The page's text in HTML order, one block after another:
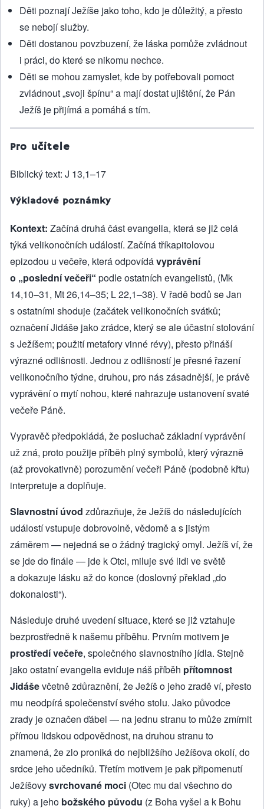
Děti poznají Ježíše jako toho, kdo je důležitý, a přesto
se nebojí služby.
Děti dostanou povzbuzení, že láska pomůže zvládnout
i práci, do které se nikomu nechce.
Děti se mohou zamyslet, kde by potřebovali pomoct
zvládnout „svoji špínu“ a mají dostat ujištění, že Pán
Ježíš je přijímá a pomáhá s tím.
Pro učitele
Biblický text: J 13,1–17
Výkladové poznámky
Kontext: Začíná druhá část evangelia, která se již celá
týká velikonočních událostí. Začíná tříkapitolovou
epizodou u večeře, která odpovídávyprávění
o „poslední večeři“ podle ostatních evangelistů, (Mk
14,10–31, Mt 26,14–35; L 22,1–38). V řadě bodů se Jan
s ostatními shoduje (začátek velikonočních svátků;
označení Jidáše jako zrádce, který se ale účastní stolování
s Ježíšem; použití metafory vinné révy), přesto přináší
výrazné odlišnosti. Jednou z odlišností je přesné řazení
velikonočního týdne, druhou, pro nás zásadnější, je právě
vyprávění o mytí nohou, které nahrazuje ustanovení svaté
večeře Páně.
Vypravěč předpokládá, že posluchač základní vyprávění
už zná, proto použije příběh plný symbolů, který výrazně
(až provokativně) porozumění večeři Páně (podobně křtu)
interpretuje a doplňuje.
Slavnostní úvod zdůrazňuje, že Ježíš do následujících
událostí vstupuje dobrovolně, vědomě a s jistým
záměrem — nejedná se o žádný tragický omyl. Ježíš ví, že
se jde do finále — jde k Otci, miluje své lidi ve světě
a dokazuje lásku až do konce (doslovný překlad „do
dokonalosti“).
Následuje druhé uvedení situace, které se již vztahuje
bezprostředně k našemu příběhu. Prvním motivem je
prostředí večeře, společného slavnostního jídla. Stejně
jako ostatní evangelia eviduje náš příběh přítomnost
Jidáševčetně zdůraznění, že Ježíš o jeho zradě ví, přesto
mu neodpírá společenství svého stolu. Jako původce
zrady je označen ďábel — na jednu stranu to může zmírnit
přímou lidskou odpovědnost, na druhou stranu to
znamená, že zlo proniká do nejbližšího Ježíšova okolí, do
srdce jeho učedníků. Třetím motivem je pak připomenutí
Ježíšovysvrchované moci (Otec mu dal všechno do
ruky) a jeho božského původu (z Boha vyšel a k Bohu